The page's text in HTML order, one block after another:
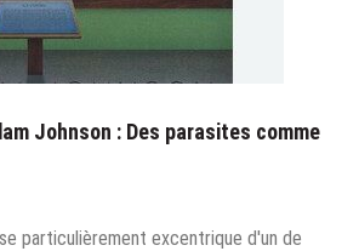
Johnson : Des parasites comme
particulièrement excentrique d'un de